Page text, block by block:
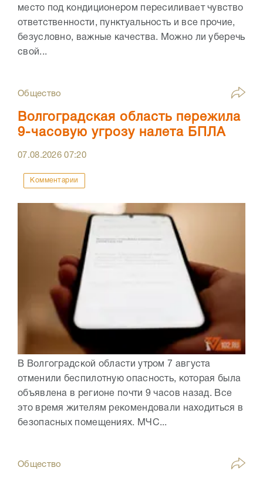
место под кондиционером пересиливает чувство
ответственности, пунктуальность и все прочие,
безусловно, важные качества. Можно ли уберечь
свой...
Общество
Волгоградская область пережила
9-часовую угрозу налета БПЛА
07.08.202607:20
Комментарии
В Волгоградской области утром 7 августа
отменили беспилотную опасность, которая была
объявлена в регионе почти 9 часов назад. Все
это время жителям рекомендовали находиться в
безопасных помещениях. МЧС...
Общество